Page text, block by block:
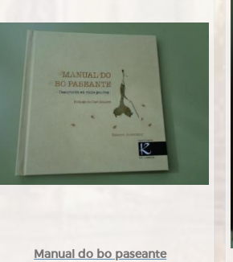
Manual do bo paseante